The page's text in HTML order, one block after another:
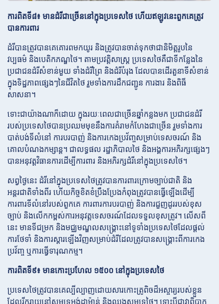
ការពិតទី៨៖ មានដំរីជាច្រើននៅក្នុងប្រទេសថៃ ហើយឥឡូវនេះពួកគេត្រូវ
បានការពារ
ដំរីបានត្រូវបានគេគោរពមកយូរ និងត្រូវបានចាត់ទុកថាជានិមិត្តរូបនៃ
វប្បធម៌ និងបេតិកភណ្ឌថៃ។ តាមប្រវត្តិសាស្ត្រ ប្រទេសថៃគឺជាទីកន្លែងនៃ
ប្រជាជនដំរីសំខាន់មួយ ទាំងដំរីព្រៃ និងដំរីបំរុង ដែលបានដើរតួនាទីសំខាន់
ក្នុងទិដ្ឋភាពផ្សេងៗនៃជីវិតថៃ រួមទាំងការដឹកជញ្ជូន ការងារ និងពិធី
សាសនា។
ទោះជាយ៉ាងណាក៏ដោយ ក្នុងរយៈពេលជាច្រើនឆ្នាំកន្លងមក ប្រជាជនដំរី
របស់ប្រទេសថៃបានប្រឈមមុខនឹងការគំរាមកំហែងជាច្រើន រួមទាំងការ
បាត់បង់ទីលំនៅ ការបរបាញ់ និងការកេងប្រវ័ញ្ចសម្រាប់ទេសចរណ៍ និង
គោលបំណងកម្សាន្ត។ ជាលទ្ធផល រដ្ឋាភិបាលថៃ និងអង្គការអភិរក្សផ្សេងៗ
បានអនុវត្តវិធានការដើម្បីការពារ និងអភិរក្សដំរីនៅក្នុងប្រទេសថៃ។
សព្វថ្ងៃនេះ ដំរីនៅក្នុងប្រទេសថៃត្រូវបានការពារក្រោមច្បាប់ជាតិ និង
អន្តរជាតិទាំងពីរ ហើយកិច្ចខិតខំប្រឹងប្រែងកំពុងត្រូវបានធ្វើឡើងដើម្បី
ការពារទីលំនៅរបស់ពួកគេ ការពារការបរបាញ់ និងការជួញដូររបស់ខុស
ច្បាប់ និងលើកកម្ពស់ការអនុវត្តទេសចរណ៍ដែលទទួលខុសត្រូវ។ លើសពី
នេះ មានទីជម្រក និងមជ្ឈមណ្ឌលសង្គ្រោះនៅទូទាំងប្រទេសថៃដែលផ្តល់
ការថែទាំ និងការស្តារឡើងវិញសម្រាប់ដំរីដែលត្រូវបានសង្គ្រោះពីការកេង
ប្រវ័ញ្ច ឬការធ្វើទារុណកម្ម។
ការពិតទី៩៖ មានកោះប្រហែល ១៥០០ នៅក្នុងប្រទេសថៃ
ប្រទេសថៃត្រូវបានគេល្បីល្បាញដោយសារកោះត្រូពិចដ៏អស្ចារ្យរបស់ខ្លួន
ដែលរីករាយនៅសមុទ្រអង់ដាម៉ាន់ និងឈូងសមុទ្រថៃ។ ទោះបីជាវាពិបាក